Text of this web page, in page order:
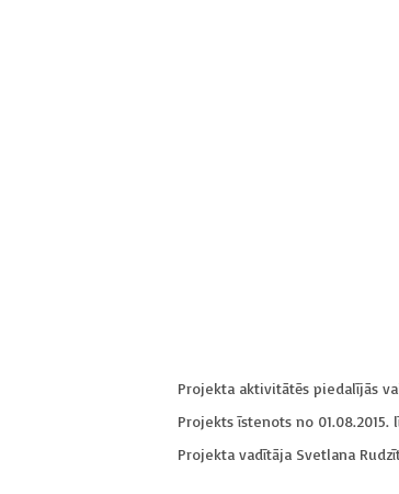
Projekta aktivitātēs piedalījās
Projekts īstenots no 01.08.2015.
Projekta vadītāja Svetlana